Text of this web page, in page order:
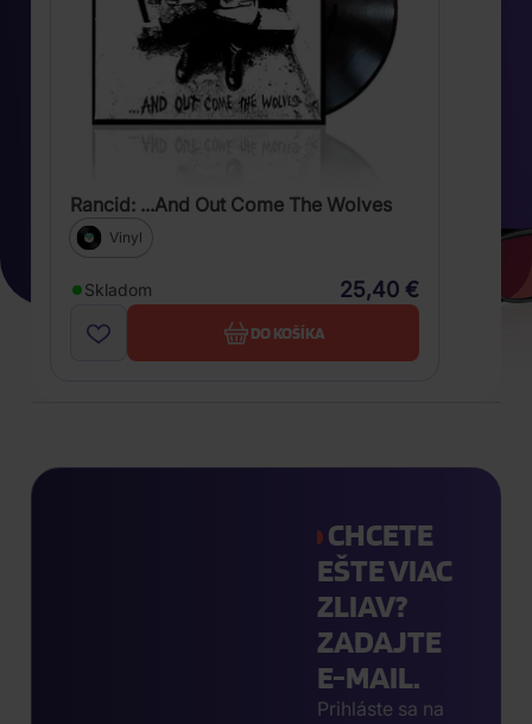
Rancid: ...And Out Come The Wolves
Vinyl
Skladom 25,40 €
DO KOŠÍKA
CHCETE
EŠTE VIAC
ZLIAV?
ZADAJTE
E-MAIL.
Prihláste sa na